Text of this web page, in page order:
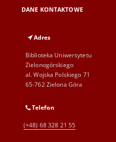
DANE KONTAKTOWE
Adres
Biblioteka Uniwersytetu
Zielonogórskiego
al. Wojska Polskiego 71
65-762 Zielona Góra
Telefon
(+48) 68 328 21 55